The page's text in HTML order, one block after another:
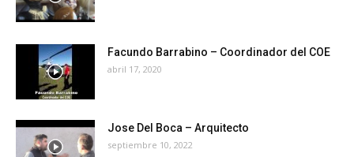
Facundo Barrabino – Coordinador del COE
abril 17, 2020
Jose Del Boca – Arquitecto
septiembre 10, 2022